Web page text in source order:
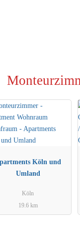
Köln und
Umland
Köln
19.6 km